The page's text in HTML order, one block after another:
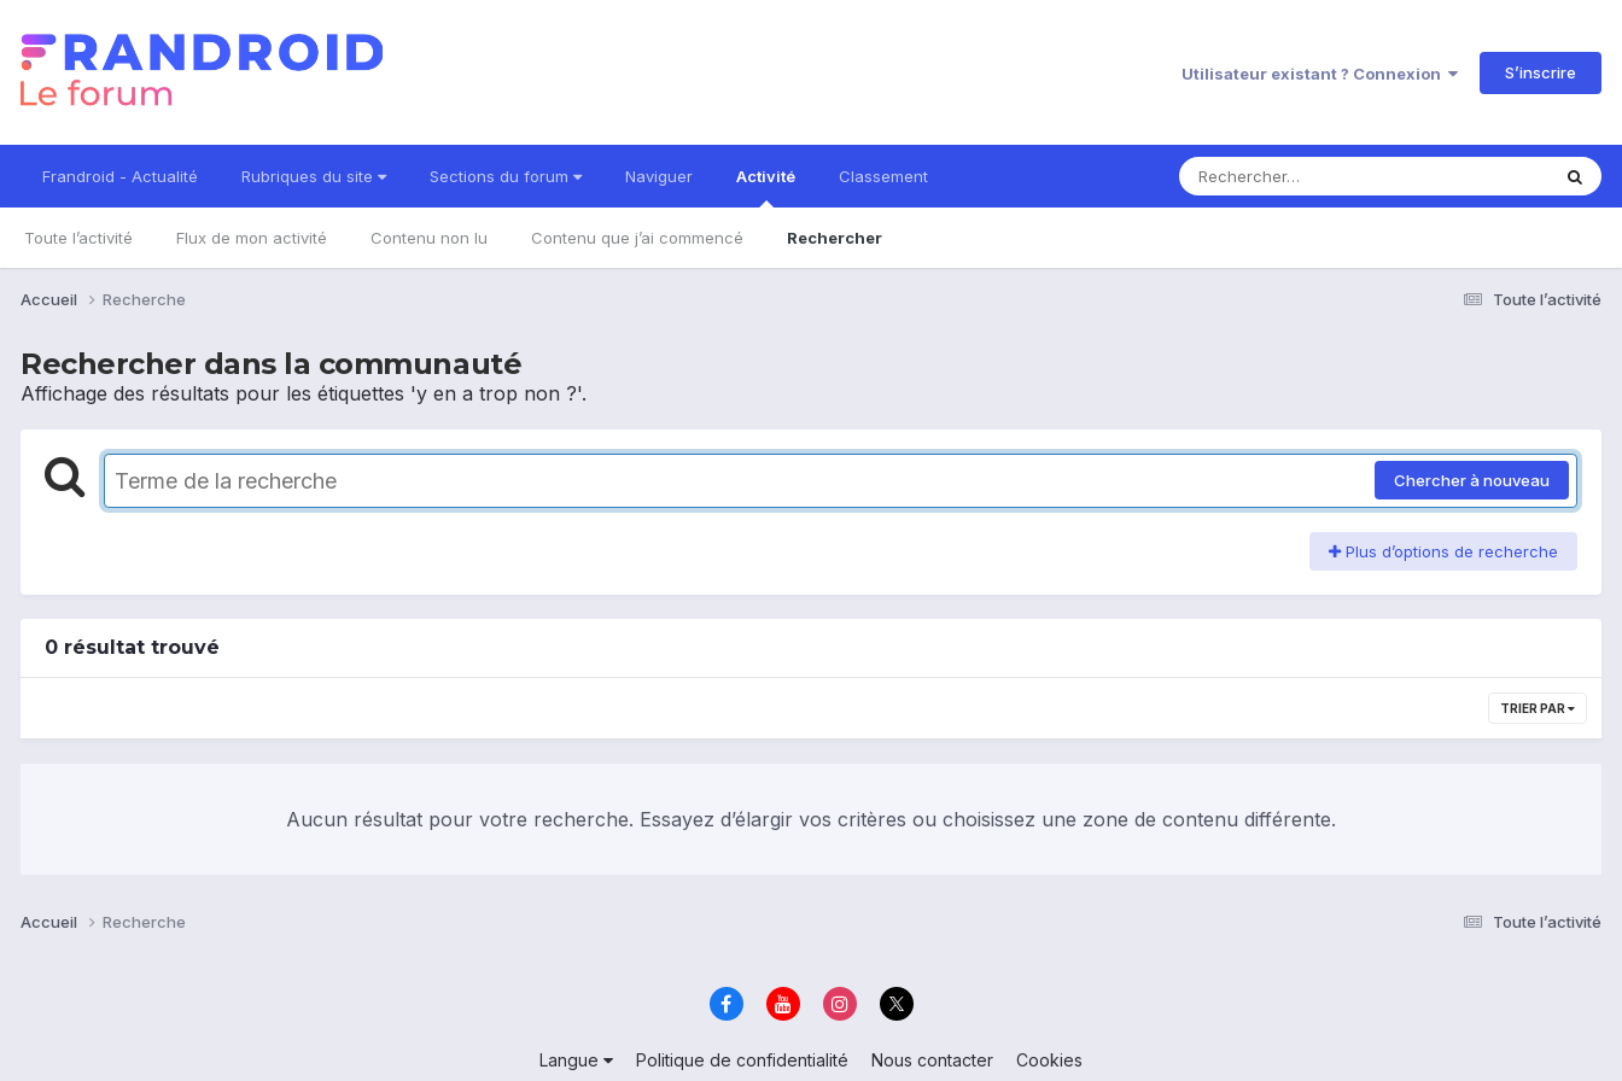
Utilisateur existant ? Connexion S’inscrire
Frandroid - Actualité Rubriques du site Sections du forum Naviguer Activité
Toute l’activité Flux de mon activité Contenu non lu Contenu que j’ai commencé Rechercher
Classement
Toute l’activité
Accueil Recherche
Rechercher dans la communauté
Affichage des résultats pour les étiquettes 'y en a trop non ?'.
Chercher à nouveau
Plus d’options de recherche
0 résultat trouvé
TRIER PAR
Aucun résultat pour votre recherche. Essayez d’élargir vos critères ou choisissez une zone de contenu différente.
Toute l’activité
Accueil Recherche
Langue Politique de confidentialité Nous contacter Cookies